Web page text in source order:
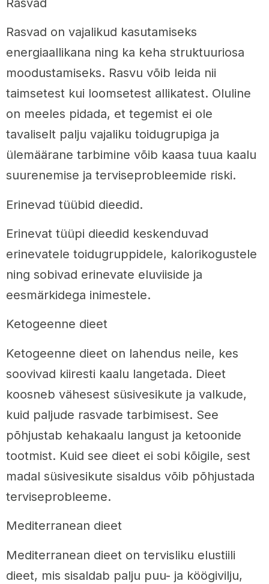
Rasvad
Rasvad on vajalikud kasutamiseks
energiaallikana ning ka keha struktuuriosa
moodustamiseks. Rasvu võib leida nii
taimsetest kui loomsetest allikatest. Oluline
on meeles pidada, et tegemist ei ole
tavaliselt palju vajaliku toidugrupiga ja
ülemäärane tarbimine võib kaasa tuua kaalu
suurenemise ja terviseprobleemide riski.
Erinevad tüübid dieedid.
Erinevat tüüpi dieedid keskenduvad
erinevatele toidugruppidele, kalorikogustele
ning sobivad erinevate eluviiside ja
eesmärkidega inimestele.
Ketogeenne dieet
Ketogeenne dieet on lahendus neile, kes
soovivad kiiresti kaalu langetada. Dieet
koosneb vähesest süsivesikute ja valkude,
kuid paljude rasvade tarbimisest. See
põhjustab kehakaalu langust ja ketoonide
tootmist. Kuid see dieet ei sobi kõigile, sest
madal süsivesikute sisaldus võib põhjustada
terviseprobleeme.
Mediterranean dieet
Mediterranean dieet on tervisliku elustiili
dieet, mis sisaldab palju puu- ja köögivilju,